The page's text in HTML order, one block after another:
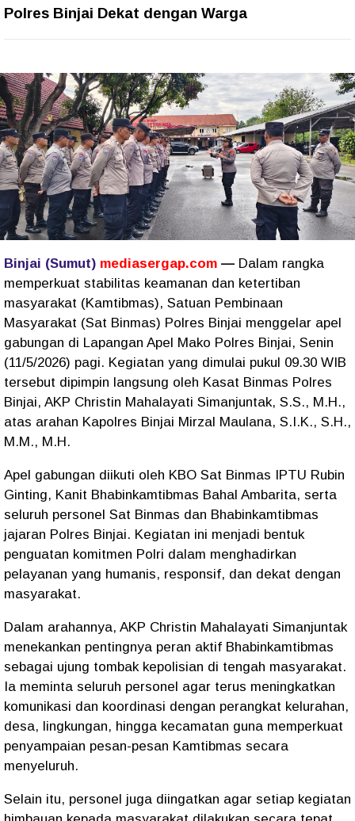
Polres Binjai Dekat dengan Warga
Binjai (Sumut) mediasergap.com — Dalam rangka
memperkuat stabilitas keamanan dan ketertiban
masyarakat (Kamtibmas), Satuan Pembinaan
Masyarakat (Sat Binmas) Polres Binjai menggelar apel
gabungan di Lapangan Apel Mako Polres Binjai, Senin
(11/5/2026) pagi. Kegiatan yang dimulai pukul 09.30 WIB
tersebut dipimpin langsung oleh Kasat Binmas Polres
Binjai, AKP Christin Mahalayati Simanjuntak, S.S., M.H.,
atas arahan Kapolres Binjai Mirzal Maulana, S.I.K., S.H.,
M.M., M.H.
Apel gabungan diikuti oleh KBO Sat Binmas IPTU Rubin
Ginting, Kanit Bhabinkamtibmas Bahal Ambarita, serta
seluruh personel Sat Binmas dan Bhabinkamtibmas
jajaran Polres Binjai. Kegiatan ini menjadi bentuk
penguatan komitmen Polri dalam menghadirkan
pelayanan yang humanis, responsif, dan dekat dengan
masyarakat.
Dalam arahannya, AKP Christin Mahalayati Simanjuntak
menekankan pentingnya peran aktif Bhabinkamtibmas
sebagai ujung tombak kepolisian di tengah masyarakat.
Ia meminta seluruh personel agar terus meningkatkan
komunikasi dan koordinasi dengan perangkat kelurahan,
desa, lingkungan, hingga kecamatan guna memperkuat
penyampaian pesan-pesan Kamtibmas secara
menyeluruh.
Selain itu, personel juga diingatkan agar setiap kegiatan